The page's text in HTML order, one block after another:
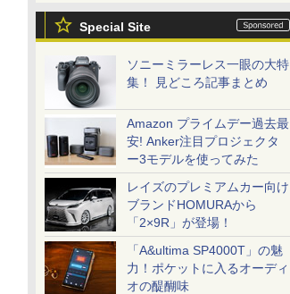
Special Site
ソニーミラーレス一眼の大特
集！ 見どころ記事まとめ
Amazon プライムデー過去最
安! Anker注目プロジェクタ
ー3モデルを使ってみた
レイズのプレミアムカー向け
ブランドHOMURAから
「2×9R」が登場！
「A&ultima SP4000T」の魅
力！ポケットに入るオーディ
オの醍醐味